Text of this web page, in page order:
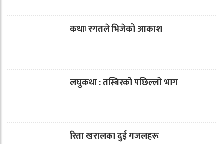
कथाः रगतले भिजेको आकाश
लघुकथा : तस्बिरको पछिल्लो भाग
रिता खरालका दुई गजलहरू